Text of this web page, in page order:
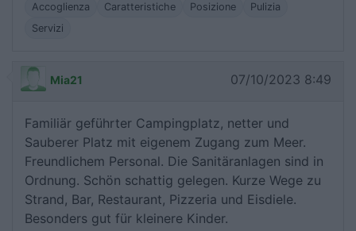
Accoglienza Caratteristiche Posizione
Pulizia
Servizi
Mia21 07/10/2023 8:49
Familiär geführter Campingplatz, netter und
Sauberer Platz mit eigenem Zugang zum Meer.
Freundlichem Personal. Die Sanitäranlagen sind in
Ordnung. Schön schattig gelegen. Kurze Wege zu
Strand, Bar, Restaurant, Pizzeria und Eisdiele.
Besonders gut für kleinere Kinder.